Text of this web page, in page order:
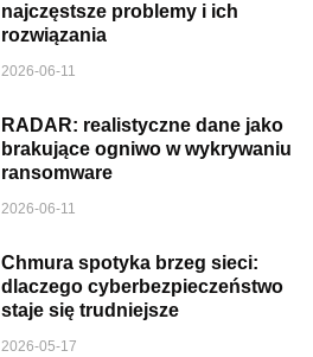
najczęstsze problemy i ich
rozwiązania
2026-06-11
RADAR: realistyczne dane jako
brakujące ogniwo w wykrywaniu
ransomware
2026-06-11
Chmura spotyka brzeg sieci:
dlaczego cyberbezpieczeństwo
staje się trudniejsze
2026-05-17